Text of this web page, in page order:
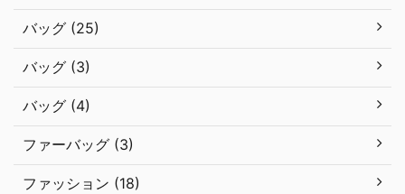
バッグ (25)
バッグ (3)
バッグ (4)
ファーバッグ (3)
ファッション (18)